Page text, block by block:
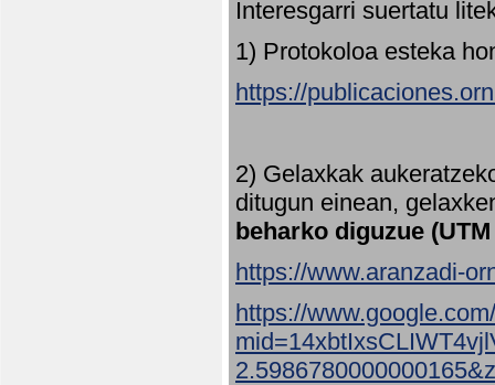
Interesgarri suertatu
1) Protokoloa esteka
https://
2) Gelaxkak
ditugun einean,
beharko diguzue
https://www.aranzadi-
https://